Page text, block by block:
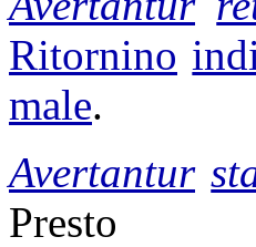
Ritornino
male.
Avertantur
Presto